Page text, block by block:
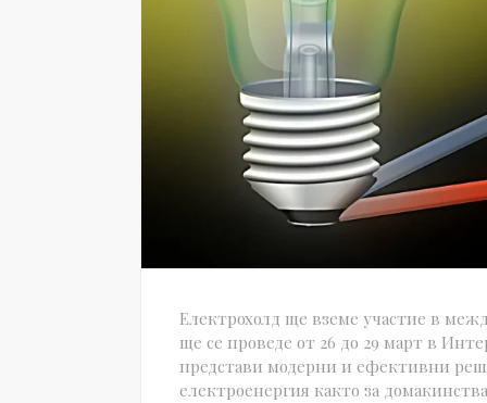
Електрохолд ще вземе участие в
ще се проведе от 26 до 29 март в
представи модерни и ефективни
електроенергия както за